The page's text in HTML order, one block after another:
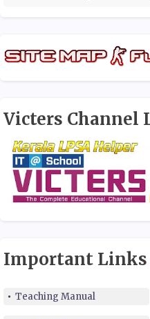
Victers Channel
Important Links
Teaching Manual